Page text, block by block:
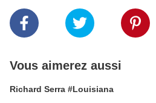
Vous aimerez aussi
Richard Serra #Louisiana